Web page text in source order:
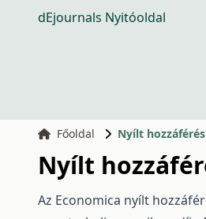
dEjournals Nyitóoldal
Főoldal Nyílt
Nyílt
Az Economica nyílt